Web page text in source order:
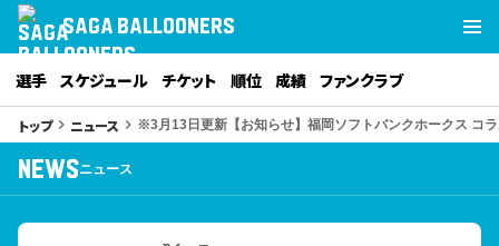
SAGA BALLOONERS
選手 スケジュール チケット 順位 成績 ファンクラブ
トップkeyboard_arrow_right ニュース keyboard_arrow_right ※3月13日更新【お知らせ】福岡ソフトバンクホークス コ
NEWSニュース